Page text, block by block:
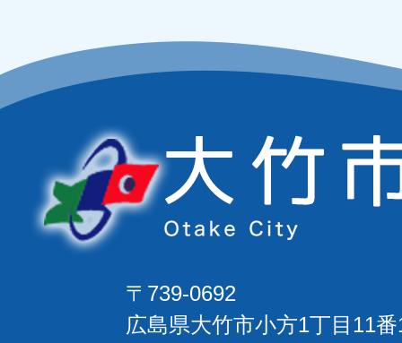
〒739-0692
広島県大竹市小方1丁目11